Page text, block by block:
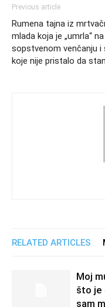
Previous article
Rumena tajna iz
mlada koja je „umrla“ na
sopstvenom venčanju i
koje nije pristalo da
RELATED ARTICLES
Moj
što je
sam